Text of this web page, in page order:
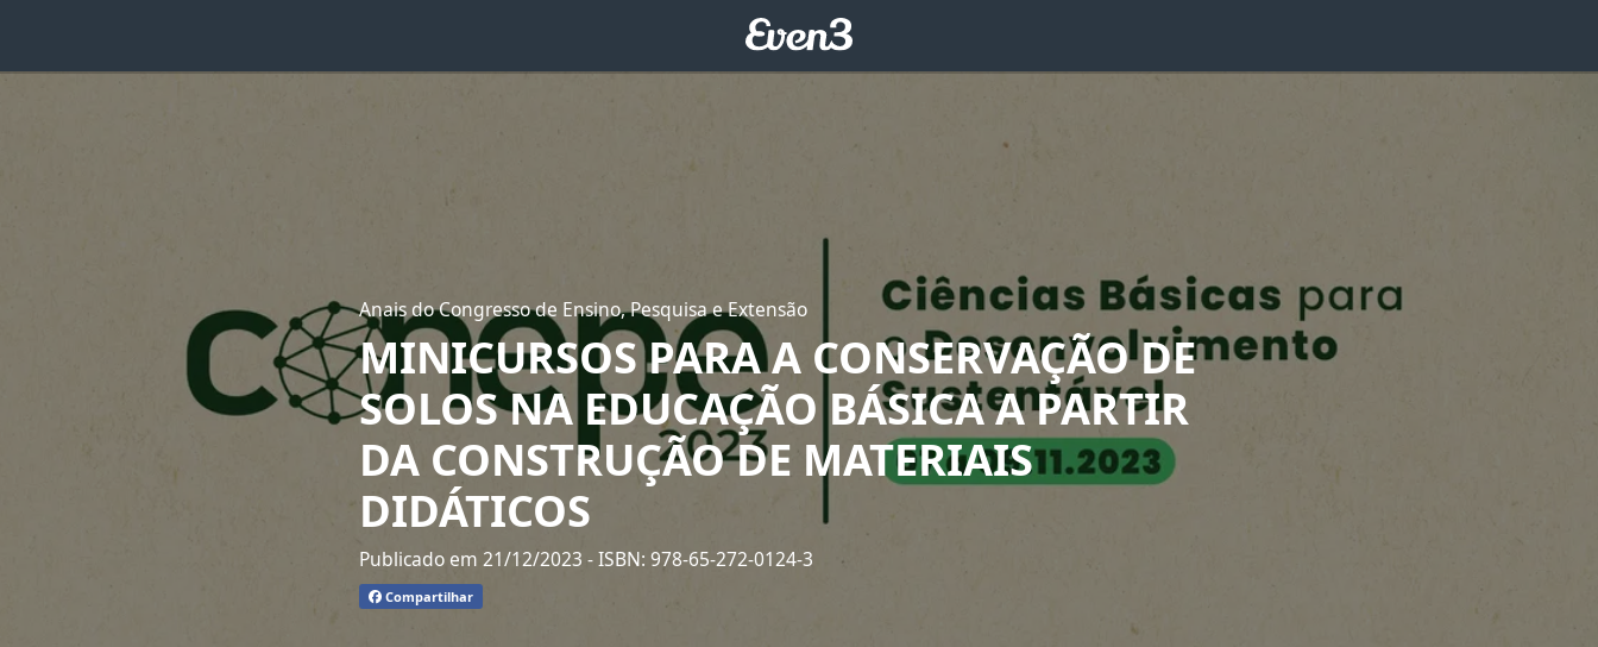
Anais do Congresso de Ensino, Pesquisa e Extensão
MINICURSOS PARA A CONSERVAÇÃO DE
SOLOS NA EDUCAÇÃO BÁSICA A PARTIR
DA CONSTRUÇÃO DE MATERIAIS
DIDÁTICOS
Publicado em 21/12/2023- ISBN: 978-65-272-0124-3
Compartilhar